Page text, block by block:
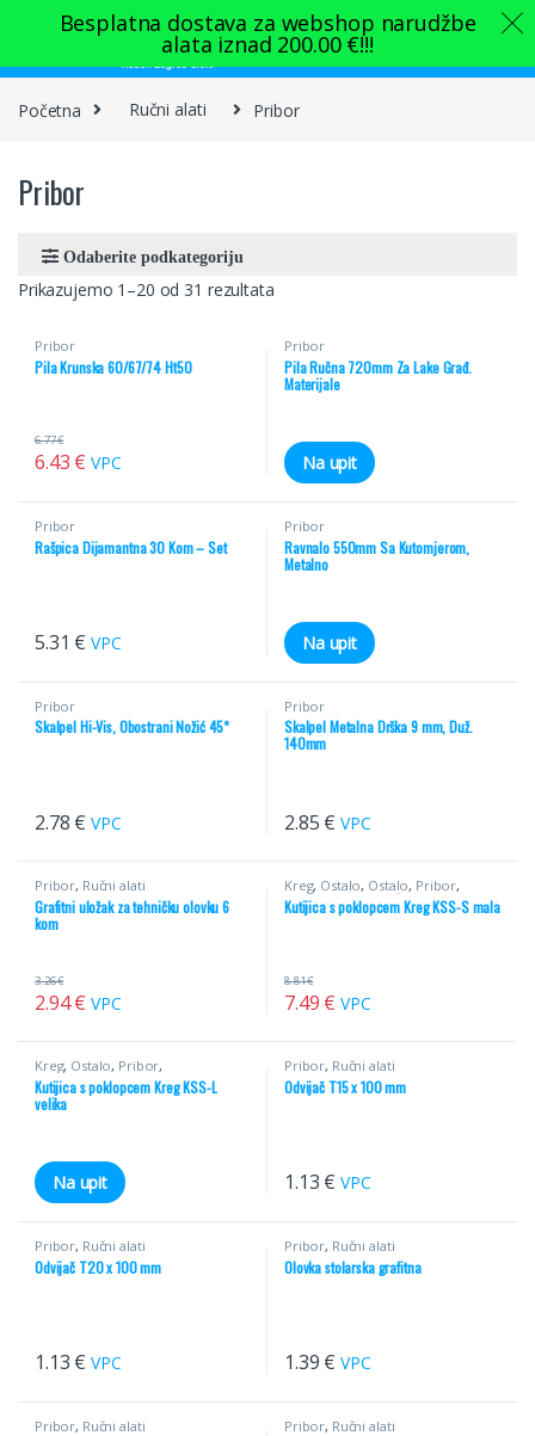
Skip to navigation
Skip to content
Početna Ručni alati Pribor
Pribor
Prikazujemo 1–20 od 31 rezultata
Pribor
Pila Krunska 60/67/74 Ht50
6.43 €
6.77€
VPC
Pribor
Pila Ručna 720mm Za Lake Građ.
Materijale
Na upit
Pribor
Rašpica Dijamantna 30 Kom – Set
5.31 € VPC
Pribor
Ravnalo 550mm Sa Kutomjerom,
Metalno
Na upit
Pribor
Skalpel Hi-Vis, Obostrani Nožić 45*
2.78 € VPC
Pribor
Skalpel Metalna Drška 9 mm, Duž.
140mm
2.85 € VPC
Pribor, Ručni alati
Grafitni uložak za tehničku olovku 6
kom
2.94€
3.26€
VPC
Kreg, Ostalo, Ostalo, Pribor,
Pribor/Ostalo Ručni alati
Kutijica s poklopcem Kreg KSS-S mala
7.49 €
8.81€
VPC
Kreg, Ostalo, Pribor,
Pribor/Ostalo Ručni alati
Kutijica s poklopcem Kreg KSS-L
velika
Na upit
Pribor, Ručni alati
Odvijač T15 x 100 mm
1.13 € VPC
Pribor, Ručni alati
Odvijač T20 x 100 mm
1.13 € VPC
Pribor, Ručni alati
Olovka stolarska grafitna
1.39 € VPC
Pribor, Ručni alati Pribor, Ručni alati
Besplatna dostava za webshop narudžbe
alata iznad 200.00 €!!!